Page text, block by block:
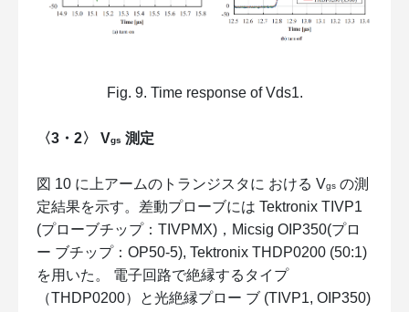
Fig. 9. Time response of Vds1.
〈3・2〉 Vgs 測定
図 10 に上アームのトランジスタに おける Vgs の測
定結果を示す。差動プローブには Tektronix TIVP1
(プローブチップ：TIVPMX)，Micsig OIP350(プロ
ー ブチップ：OP50-5), Tektronix THDP0200 (50:1)
を用いた。 電子回路で絶縁するタイプ
（THDP0200）と光絶縁プロー ブ (TIVP1, OIP350)